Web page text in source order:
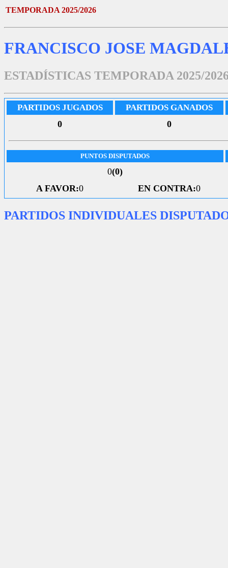
TEMPORADA 2025/2026
FRANCISCO JOSE
ESTADÍSTICAS TEMPORADA 2025/
PARTIDOS JUGADOS PARTIDOS GANADOS
0 0
PUNTOS DISPUTADOS
0(0)
A FAVOR:0 EN CONTRA:0
PARTIDOS INDIVIDUALES